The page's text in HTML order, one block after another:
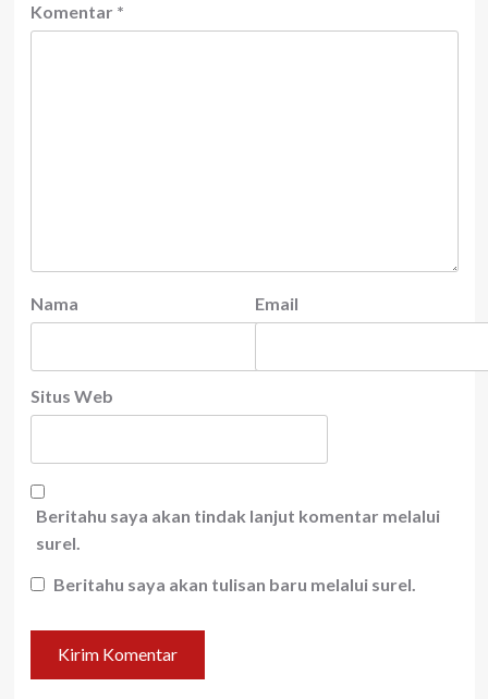
Komentar *
Nama Email
Situs Web
Beritahu saya akan tindak lanjut komentar melalui
surel.
Beritahu saya akan tulisan baru melalui surel.